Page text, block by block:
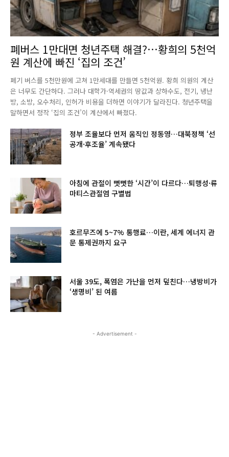
폐버스 1만대면 청년주택 해결?…황희의 5천억
원 계산에 빠진 ‘집의 조건’
폐기 버스를 5천만원에 고쳐 1만세대를 만들면 5천억원. 황희 의원의 계산
은 너무도 간단하다. 그러나 대학가·역세권의 땅값과 상하수도, 전기, 냉난
방, 소방, 오수처리, 인허가 비용을 더하면 이야기가 달라진다. 청년주택을
말하면서 정작 ‘집의 조건’이 계산에서 빠졌다.
정부 조율보다 먼저 움직인 정동영…대북정책 ‘선
공개·후조율’ 계속됐다
아침에 관절이 뻣뻣한 ‘시간’이 다르다…퇴행성·류
마티스관절염 구별법
호르무즈에 5~7% 통행료…이란, 세계 에너지 관
문 통제권까지 요구
서울 39도, 폭염은 가난을 먼저 덮친다…냉방비가
‘생명비’ 된 여름
- Advertisement -